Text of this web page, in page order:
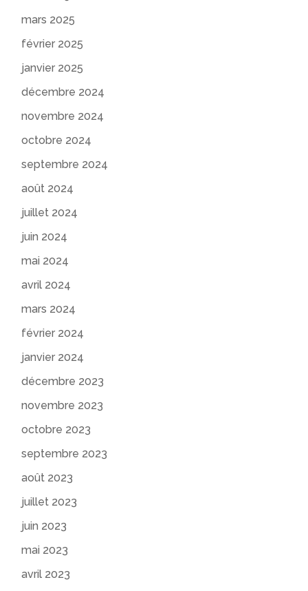
mars 2025
février 2025
janvier 2025
décembre 2024
novembre 2024
octobre 2024
septembre 2024
août 2024
juillet 2024
juin 2024
mai 2024
avril 2024
mars 2024
février 2024
janvier 2024
décembre 2023
novembre 2023
octobre 2023
septembre 2023
août 2023
juillet 2023
juin 2023
mai 2023
avril 2023